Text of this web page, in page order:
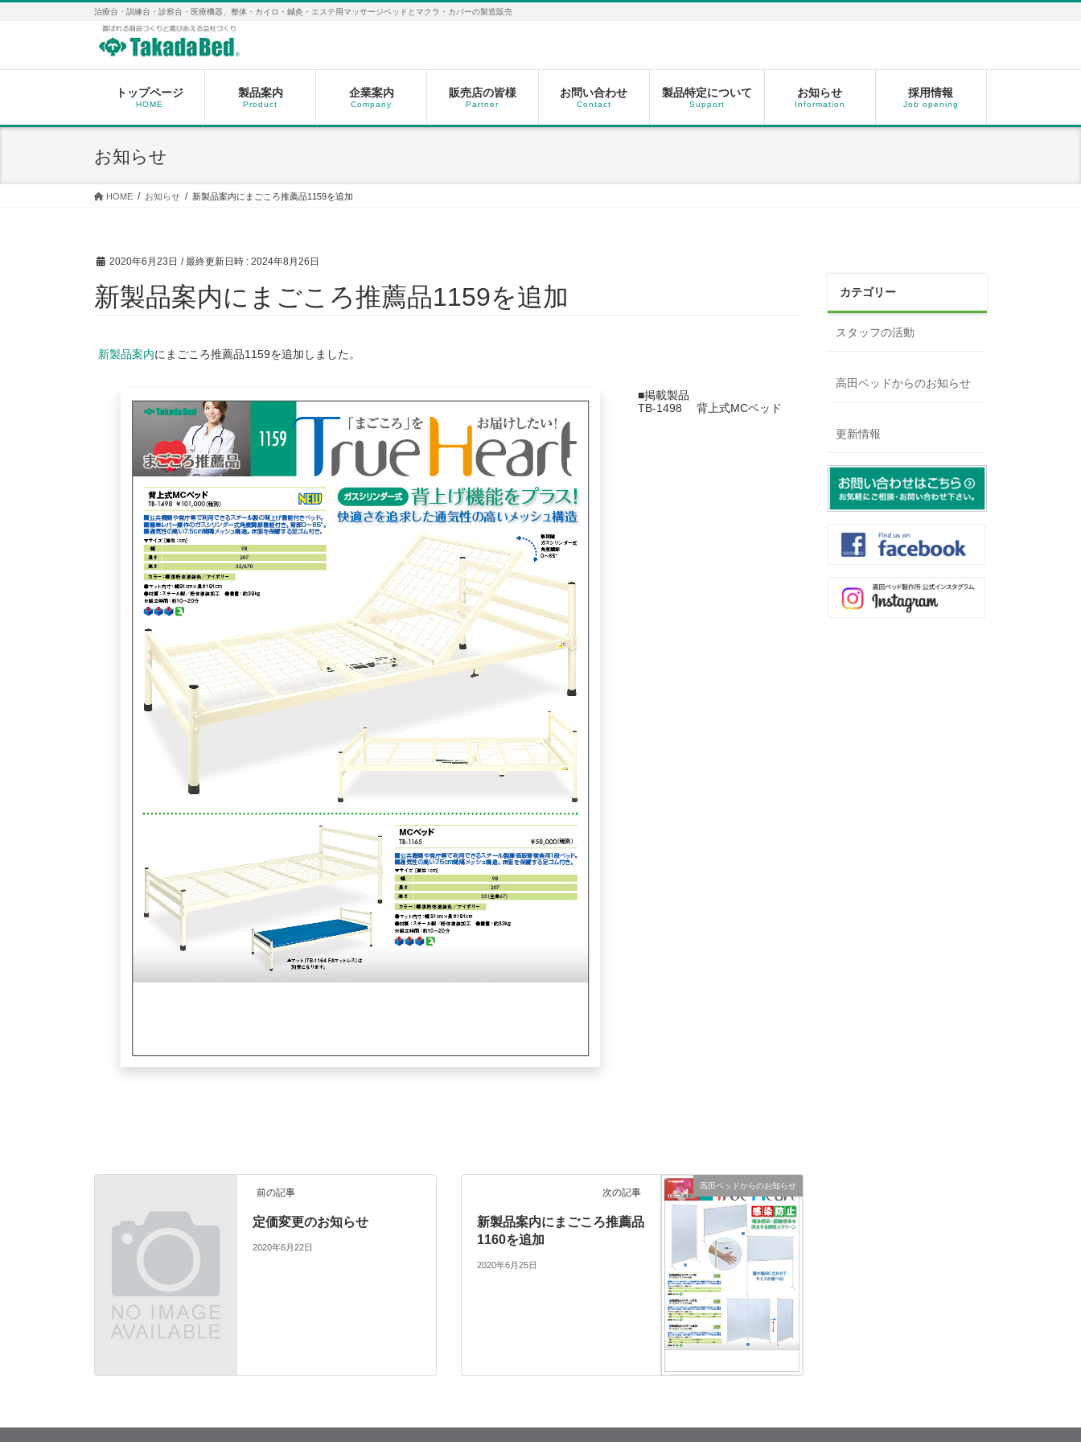
キ
に
治療台・訓練台・診察台・医療機器、整体・カイロ・鍼灸・エステ用マッサージベッドとマクラ・カバーの製造販売
トップページ
HOME
製品案内
Product
企業案内
Company
販売店の皆様
Partner
お問い合わせ
Contact
製品特定について
Support
お知らせ
Information
採用情報
Job opening
お知らせ
HOME お知らせ 新製品案内にまごころ推薦品1159を追加
2020年6月23日 / 最終更新日時 : 2024年8月26日
新製品案内にまごころ推薦品1159を追加
新製品案内にまごころ推薦品1159を追加しました。
■掲載製品
TB-1498 背上式MCベッド
前の記事
定価変更のお知らせ
2020年6月22日
高田ベッドからのお知らせ
次の記事
新製品案内にまごころ推薦品
1160を追加
2020年6月25日
カテゴリー
スタッフの活動
高田ベッドからのお知らせ
更新情報